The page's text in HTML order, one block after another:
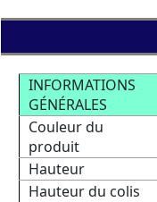
INFORMATIONS
GÉNÉRALES
Couleur du
produit
Hauteur
Hauteur du colis